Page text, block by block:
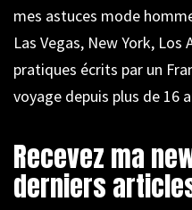
mes astuces mode
Las Vegas, New York, Los
pratiques écrits par un
voyage depuis plus de 16
Recevez ma
derniers